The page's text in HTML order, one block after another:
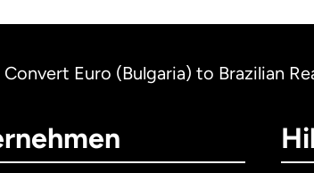
Convert Euro (Bulgaria) to Brazilian